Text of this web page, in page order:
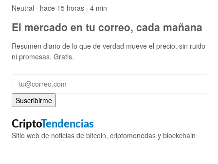
Neutral · hace 15 horas · 4 min
El mercado en tu correo, cada mañana
Resumen diario de lo que de verdad mueve el precio, sin ruido
ni promesas. Gratis.
Suscribirme
CriptoTendencias
Sitio web de noticias de bitcoin, criptomonedas y blockchain